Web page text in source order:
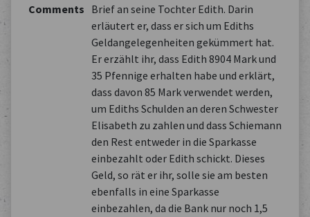
Comments Brief an seine Tochter Edith. Darin
erläutert er, dass er sich um Ediths
Geldangelegenheiten gekümmert hat.
Er erzählt ihr, dass Edith 8904 Mark und
35 Pfennige erhalten habe und erklärt,
dass davon 85 Mark verwendet werden,
um Ediths Schulden an deren Schwester
Elisabeth zu zahlen und dass Schiemann
den Rest entweder in die Sparkasse
einbezahlt oder Edith schickt. Dieses
Geld, so rät er ihr, solle sie am besten
ebenfalls in eine Sparkasse
einbezahlen, da die Bank nur noch 1,5